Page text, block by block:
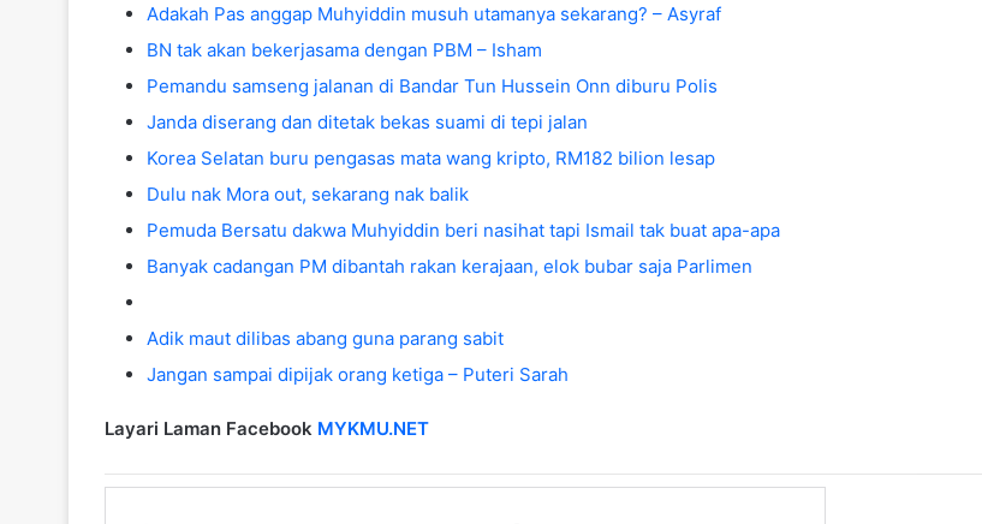
Adakah Pas anggap Muhyiddin musuh utamanya sekarang? – Asyraf
BN tak akan bekerjasama dengan PBM – Isham
Pemandu samseng jalanan di Bandar Tun Hussein Onn diburu Polis
Janda diserang dan ditetak bekas suami di tepi jalan
Korea Selatan buru pengasas mata wang kripto, RM182 bilion lesap
Dulu nak Mora out, sekarang nak balik
Pemuda Bersatu dakwa Muhyiddin beri nasihat tapi Ismail tak buat apa-apa
Banyak cadangan PM dibantah rakan kerajaan, elok bubar saja Parlimen
Adik maut dilibas abang guna parang sabit
Jangan sampai dipijak orang ketiga – Puteri Sarah
Layari Laman Facebook MYKMU.NET